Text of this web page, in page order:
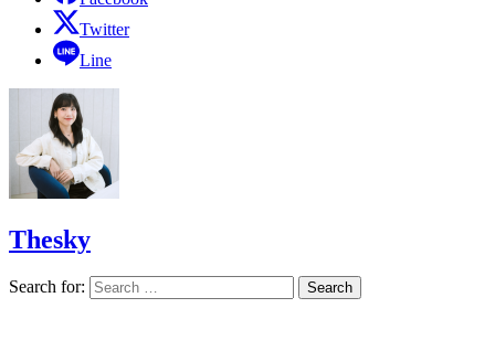
Twitter
Line
Thesky
Search for: